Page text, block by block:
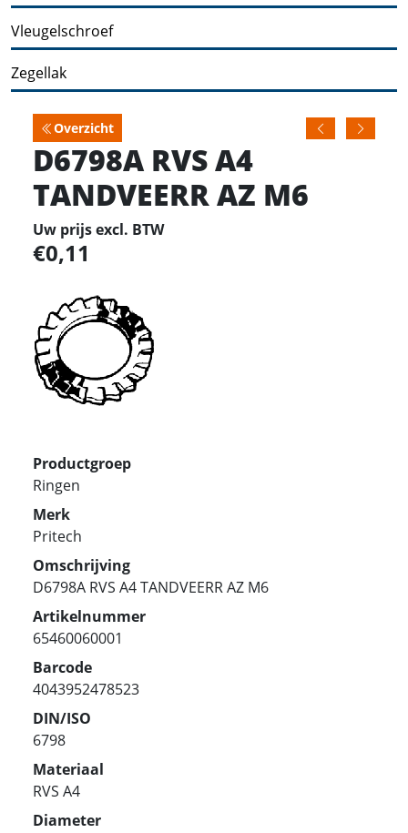
Vleugelschroef
Zegellak
Overzicht
D6798A RVS A4
TANDVEERR AZ M6
Uw prijs excl. BTW
0,11
Productgroep
Ringen
Merk
Pritech
Omschrijving
D6798A RVS A4 TANDVEERR AZ M6
Artikelnummer
65460060001
Barcode
4043952478523
DIN/ISO
6798
Materiaal
RVS A4
Diameter